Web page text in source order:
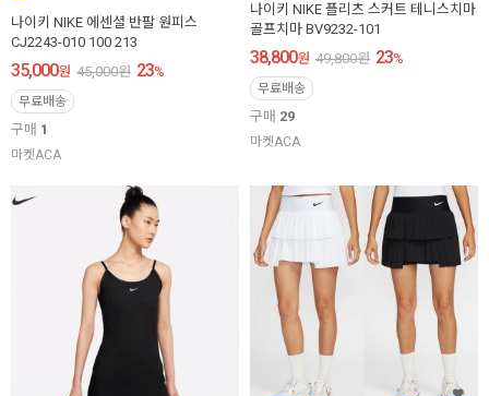
나이키 NIKE 에센셜 반팔 원피스
CJ2243-010 100 213
35,000원 45,000원 23%
무료배송
구매 1
마켓ACA
나이키 NIKE 플리츠 스커트 테니스치마
골프치마 BV9232-101
38,800원 49,800원 23%
무료배송
구매 29
마켓ACA